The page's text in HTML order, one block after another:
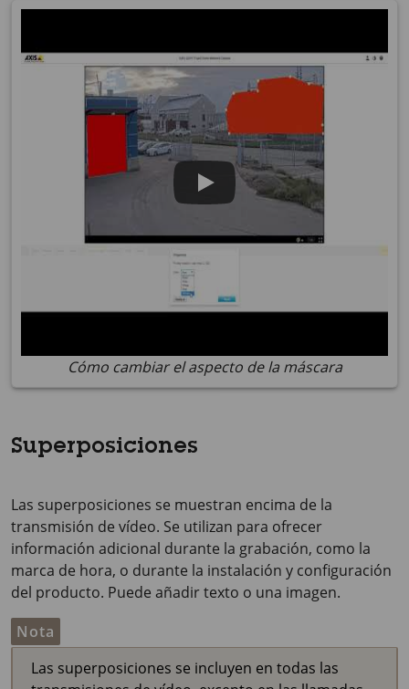
Cómo cambiar el aspecto de la máscara
Superposiciones
Las superposiciones se muestran encima de la
transmisión de vídeo. Se utilizan para ofrecer
información adicional durante la grabación, como la
marca de hora, o durante la instalación y configuración
del producto. Puede añadir texto o una imagen.
Nota
Las superposiciones se incluyen en todas las